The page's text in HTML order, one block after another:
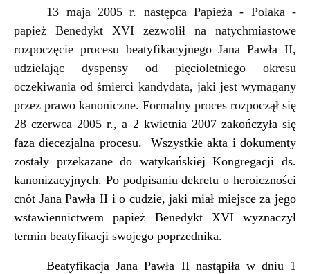
13 maja 2005 r. następca Papieża - Polaka -
papież Benedykt XVI zezwolił na natychmiastowe
rozpoczęcie procesu beatyfikacyjnego Jana Pawła II,
udzielając dyspensy od pięcioletniego okresu
oczekiwania od śmierci kandydata, jaki jest wymagany
przez prawo kanoniczne. Formalny proces rozpoczął się
28 czerwca 2005 r., a 2 kwietnia 2007 zakończyła się
faza diecezjalna procesu. Wszystkie akta i dokumenty
zostały przekazane do watykańskiej Kongregacji ds.
kanonizacyjnych. Po podpisaniu dekretu o heroiczności
cnót Jana Pawła II i o cudzie, jaki miał miejsce za jego
wstawiennictwem papież Benedykt XVI wyznaczył
termin beatyfikacji swojego poprzednika.
Beatyfikacja Jana Pawła II nastąpiła w dniu 1